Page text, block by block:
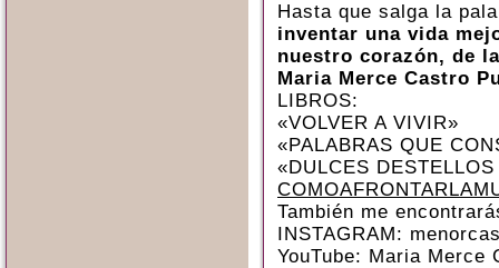
Hasta que salga la
inventar una vida
nuestro corazón, de
Maria Merce Castro
LIBROS:
«VOLVER A VIVIR»
«PALABRAS QUE
«DULCES
También me
INSTAGRAM:
YouTube: Maria Merce